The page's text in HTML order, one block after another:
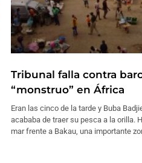
Tribunal falla contra
“monstruo” en África
Eran las cinco de la tarde y Buba
acababa de traer su pesca a la orilla.
mar frente a Bakau, una importante